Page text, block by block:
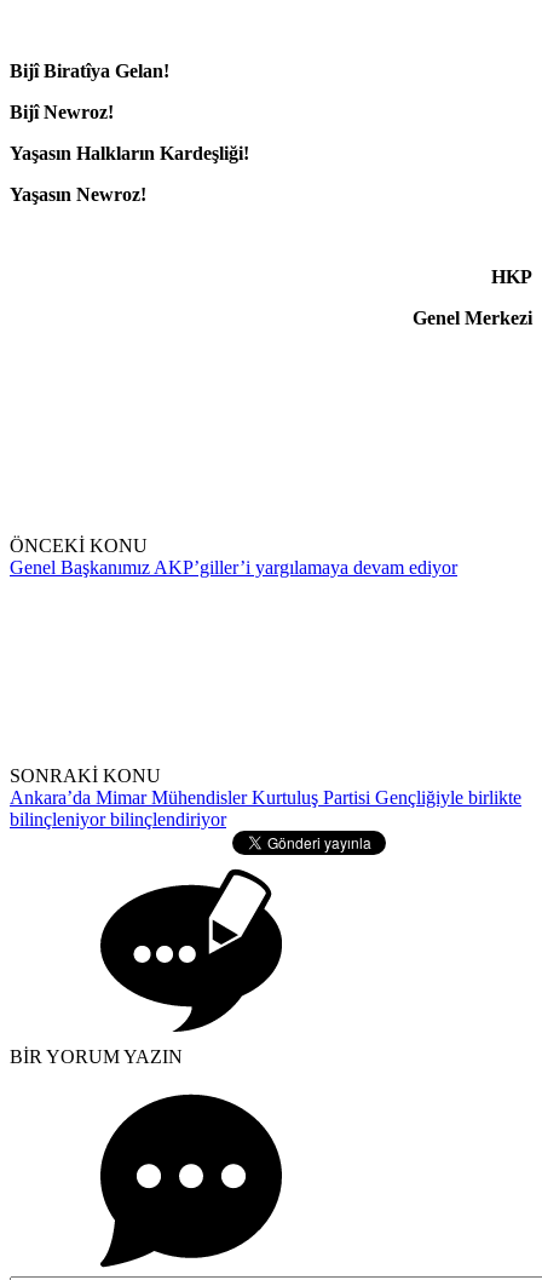
Bijî Biratîya Gelan!
Bijî Newroz!
Yaşasın Halkların Kardeşliği!
Yaşasın Newroz!
HKP
Genel Merkezi
ÖNCEKİ KONU
Genel Başkanımız AKP’giller’i yargılamaya devam ediyor
SONRAKİ KONU
Ankara’da Mimar Mühendisler Kurtuluş Partisi Gençliğiyle birlikte
bilinçleniyor bilinçlendiriyor
BİR YORUM YAZIN